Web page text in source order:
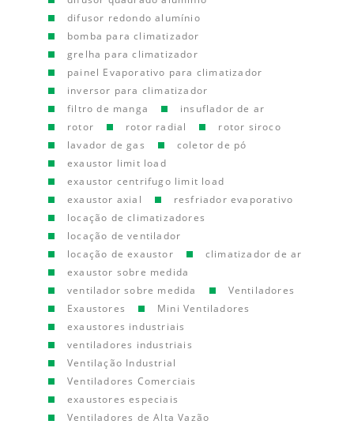
difusor redondo alumínio
bomba para climatizador
grelha para climatizador
painel Evaporativo para climatizador
inversor para climatizador
filtro de manga
insuflador de ar
rotor
rotor radial
rotor siroco
lavador de gas
coletor de pó
exaustor limit load
exaustor centrifugo limit load
exaustor axial
resfriador evaporativo
locação de climatizadores
locação de ventilador
locação de exaustor
climatizador de ar
exaustor sobre medida
ventilador sobre medida
Ventiladores
Exaustores
Mini Ventiladores
exaustores industriais
ventiladores industriais
Ventilação Industrial
Ventiladores Comerciais
exaustores especiais
Ventiladores de Alta Vazão